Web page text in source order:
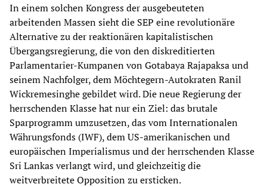
In einem solchen Kongress der ausgebeuteten
arbeitenden Massen sieht die SEP eine revolutionäre
Alternative zu der reaktionären kapitalistischen
Übergangsregierung, die von den diskreditierten
Parlamentarier-Kumpanen von Gotabaya Rajapaksa und
seinem Nachfolger, dem Möchtegern-Autokraten Ranil
Wickremesinghe gebildet wird. Die neue Regierung der
herrschenden Klasse hat nur ein Ziel: das brutale
Sparprogramm umzusetzen, das vom Internationalen
Währungsfonds (IWF), dem US-amerikanischen und
europäischen Imperialismus und der herrschenden Klasse
Sri Lankas verlangt wird, und gleichzeitig die
weitverbreitete Opposition zu ersticken.